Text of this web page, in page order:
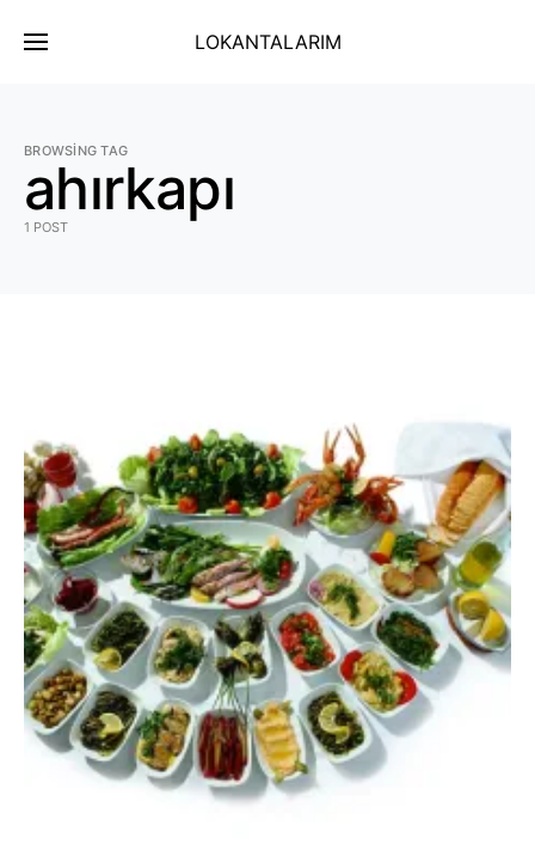
LOKANTALARIM
BROWSING TAG
ahırkapı
1 POST